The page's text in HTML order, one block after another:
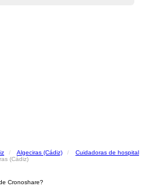
Algeciras (Cádiz)
Cuidadoras de hospital
(Cádiz)
Cronoshare?